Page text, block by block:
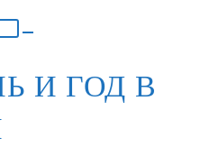
И ГОД В